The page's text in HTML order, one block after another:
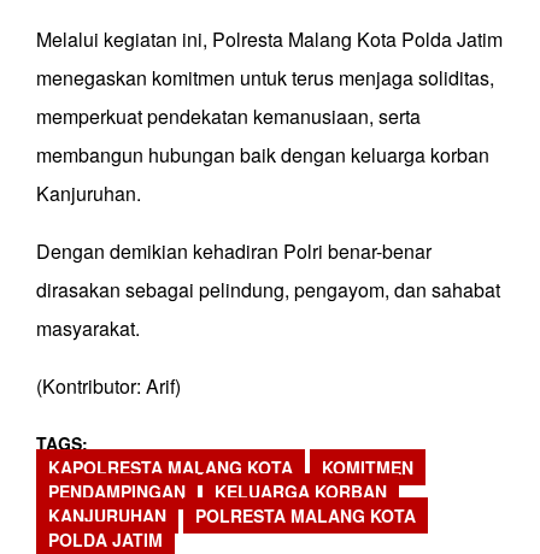
Melalui kegiatan ini, Polresta Malang Kota Polda Jatim
menegaskan komitmen untuk terus menjaga soliditas,
memperkuat pendekatan kemanusiaan, serta
membangun hubungan baik dengan keluarga korban
Kanjuruhan.
Dengan demikian kehadiran Polri benar-benar
dirasakan sebagai pelindung, pengayom, dan sahabat
masyarakat.
(Kontributor: Arif)
TAGS
KAPOLRESTA MALANG KOTA
KOMITMEN
PENDAMPINGAN
KELUARGA KORBAN
KANJURUHAN
POLRESTA MALANG KOTA
POLDA JATIM